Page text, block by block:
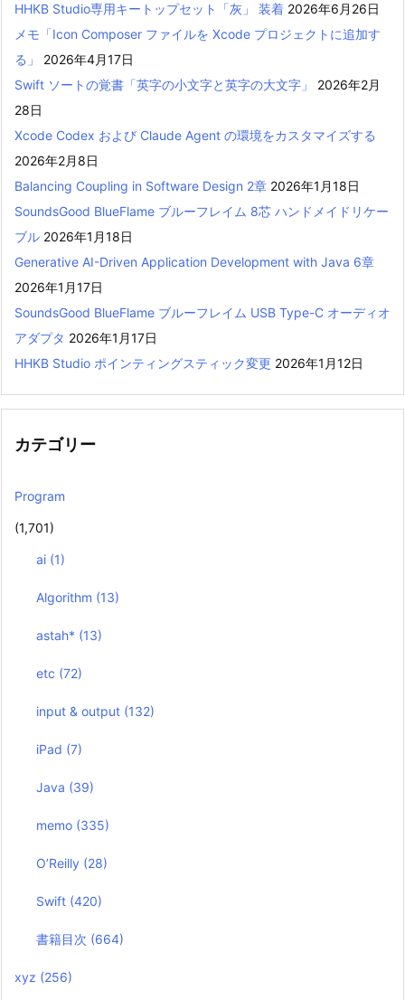
HHKB Studio専用キートップセット「灰」 装着 2026年6月26日
メモ「Icon Composer ファイルを Xcode プロジェクトに追加す
る」
2026年4月17日
Swift ソートの覚書「英字の小文字と英字の大文字」
2026年2月
28日
Xcode Codex および Claude Agent の環境をカスタマイズする
2026年2月8日
Balancing Coupling in Software Design 2章 2026年1月18日
SoundsGood BlueFlame ブルーフレイム 8芯 ハンドメイドリケー
ブル 2026年1月18日
Generative AI-Driven Application Development with Java 6章
2026年1月17日
SoundsGood BlueFlame ブルーフレイム USB Type-C オーディオ
アダプタ 2026年1月17日
HHKB Studio ポインティングスティック変更 2026年1月12日
カテゴリー
Program
(1,701)
ai (1)
Algorithm (13)
astah* (13)
etc (72)
input & output (132)
iPad (7)
Java (39)
memo (335)
O’Reilly (28)
Swift (420)
書籍目次 (664)
xyz (256)